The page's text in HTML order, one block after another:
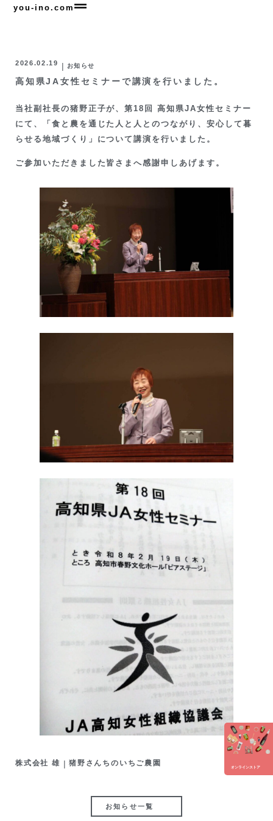
you-ino.com
オンラインストア
高知県JA女性セミナーで講演を行いました。
2026.02.19 | お知らせ
当社副社長の猪野正子が、第18回 高知県JA女性セミナー
にて、「食と農を通じた人と人とのつながり、安心して暮
らせる地域づくり」について講演を行いました。
ご参加いただきました皆さまへ感謝申しあげます。
株式会社 雄 | 猪野さんちのいちご農園
お知らせ一覧